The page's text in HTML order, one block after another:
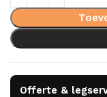
Offerte &